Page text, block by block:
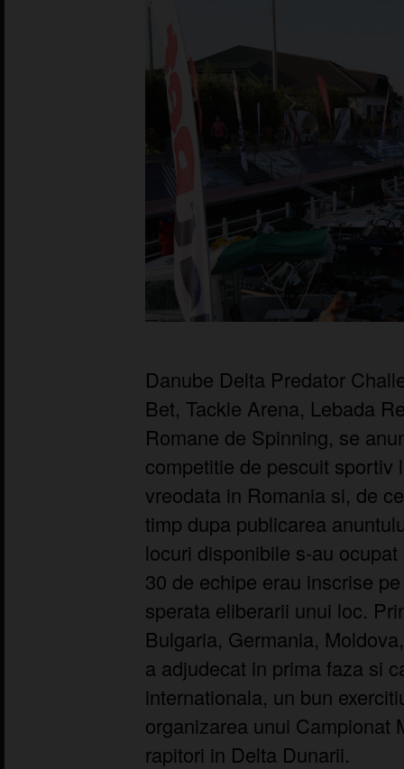
Danube Delta Predator
Bet, Tackle Arena, Lebada
Romane de Spinning, se
competitie de pescuit sportiv
vreodata in Romania si, de
timp dupa publicarea
locuri disponibile s-au
30 de echipe erau inscrise
sperata eliberarii unui loc.
Bulgaria, Germania,
a adjudecat in prima faza si
internationala, un bun
organizarea unui Campionat
rapitori in Delta Dunarii.